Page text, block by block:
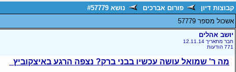
קבוצות דיון
פורום אברכים
נושא #57779
אשכול מספר 57779
יושב אהלים
חבר מתאריך 12.11.14
771 הודעות
מה ר' שמואל עושה עכשיו בבני ברק? נצפה הרגע באיצקוביץ